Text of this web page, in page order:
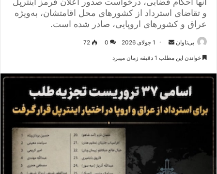
و تقاضای استرداد از کشورهای محل اقامتشان، به‌ویژه
عراق و کشورهای اروپایی، صادر شده است.
بی‌تاوان
ر
ا
ا
ی
م
1 جولای 2026 0
72
خواندن این مطلب 1 دقیقه زمان میبرد